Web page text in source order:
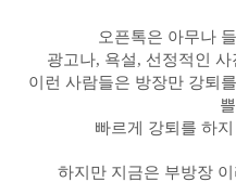
오픈톡은 아무나
광고나, 욕설, 선정적인
이런 사람들은 방장만 강퇴
빠르게 강퇴를 하
하지만 지금은 부방장